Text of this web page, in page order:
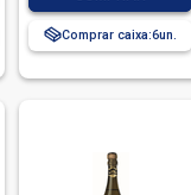
Comprar caixa:6